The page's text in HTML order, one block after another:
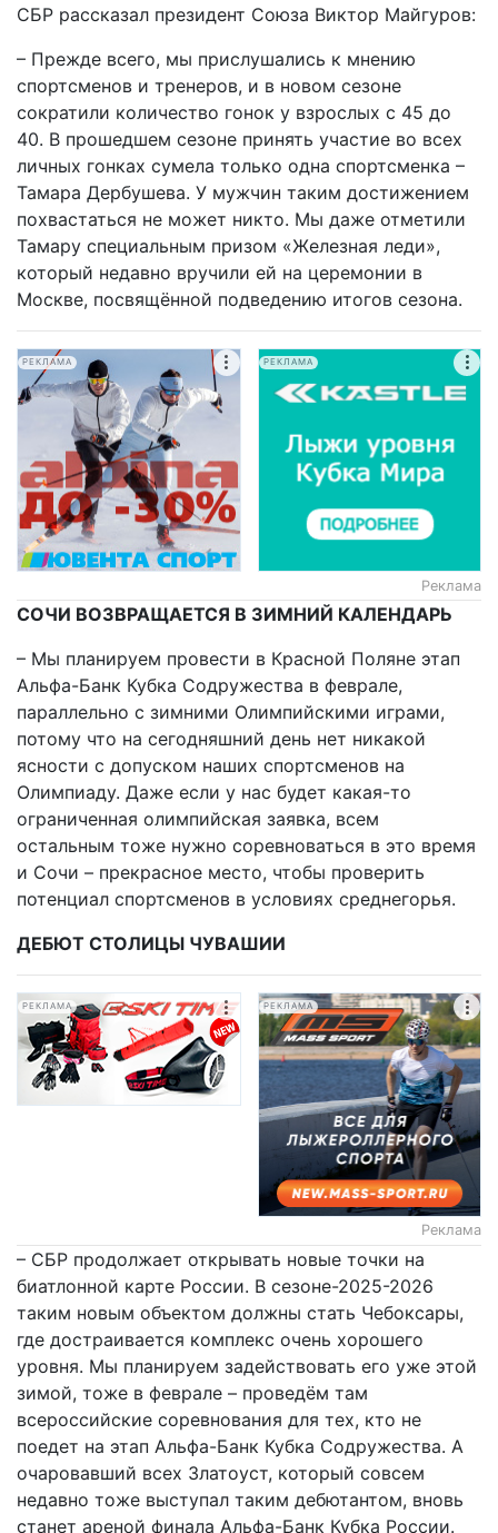
СБР рассказал президент Союза Виктор Майгуров:
– Прежде всего, мы прислушались к мнению
спортсменов и тренеров, и в новом сезоне
сократили количество гонок у взрослых с 45 до
40. В прошедшем сезоне принять участие во всех
личных гонках сумела только одна спортсменка –
Тамара Дербушева. У мужчин таким достижением
похвастаться не может никто. Мы даже отметили
Тамару специальным призом «Железная леди»,
который недавно вручили ей на церемонии в
Москве, посвящённой подведению итогов сезона.
РЕКЛАМА РЕКЛАМА
Реклама
СОЧИ ВОЗВРАЩАЕТСЯ В ЗИМНИЙ КАЛЕНДАРЬ
– Мы планируем провести в Красной Поляне этап
Альфа-Банк Кубка Содружества в феврале,
параллельно с зимними Олимпийскими играми,
потому что на сегодняшний день нет никакой
ясности с допуском наших спортсменов на
Олимпиаду. Даже если у нас будет какая-то
ограниченная олимпийская заявка, всем
остальным тоже нужно соревноваться в это время
и Сочи – прекрасное место, чтобы проверить
потенциал спортсменов в условиях среднегорья.
ДЕБЮТ СТОЛИЦЫ ЧУВАШИИ
РЕКЛАМА РЕКЛАМА
Реклама
– СБР продолжает открывать новые точки на
биатлонной карте России. В сезоне-2025-2026
таким новым объектом должны стать Чебоксары,
где достраивается комплекс очень хорошего
уровня. Мы планируем задействовать его уже этой
зимой, тоже в феврале – проведём там
всероссийские соревнования для тех, кто не
поедет на этап Альфа-Банк Кубка Содружества. А
очаровавший всех Златоуст, который совсем
недавно тоже выступал таким дебютантом, вновь
станет ареной финала Альфа-Банк Кубка России.